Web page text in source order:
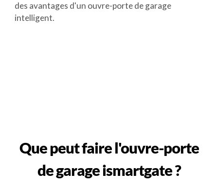
des avantages d'un ouvre-porte de garage
intelligent.
Que peut faire l'ouvre-porte
de garage ismartgate ?